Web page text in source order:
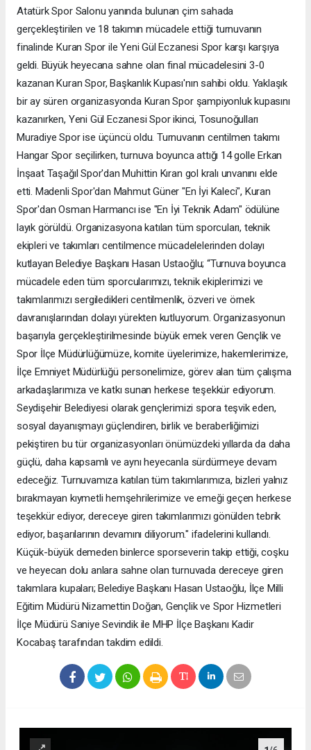
Atatürk Spor Salonu yanında bulunan çim sahada
gerçekleştirilen ve 18 takımın mücadele ettiği turnuvanın
finalinde Kuran Spor ile Yeni Gül Eczanesi Spor karşı karşıya
geldi. Büyük heyecana sahne olan final mücadelesini 3-0
kazanan Kuran Spor, Başkanlık Kupası'nın sahibi oldu. Yaklaşık
bir ay süren organizasyonda Kuran Spor şampiyonluk kupasını
kazanırken, Yeni Gül Eczanesi Spor ikinci, Tosunoğulları
Muradiye Spor ise üçüncü oldu. Turnuvanın centilmen takımı
Hangar Spor seçilirken, turnuva boyunca attığı 14 golle Erkan
İnşaat Taşağıl Spor'dan Muhittin Kıran gol kralı unvanını elde
etti. Madenli Spor'dan Mahmut Güner "En İyi Kaleci", Kuran
Spor'dan Osman Harmancı ise "En İyi Teknik Adam" ödülüne
layık görüldü. Organizasyona katılan tüm sporcuları, teknik
ekipleri ve takımları centilmence mücadelelerinden dolayı
kutlayan Belediye Başkanı Hasan Ustaoğlu; “Turnuva boyunca
mücadele eden tüm sporcularımızı, teknik ekiplerimizi ve
takımlarımızı sergiledikleri centilmenlik, özveri ve örnek
davranışlarından dolayı yürekten kutluyorum. Organizasyonun
başarıyla gerçekleştirilmesinde büyük emek veren Gençlik ve
Spor İlçe Müdürlüğümüze, komite üyelerimize, hakemlerimize,
İlçe Emniyet Müdürlüğü personelimize, görev alan tüm çalışma
arkadaşlarımıza ve katkı sunan herkese teşekkür ediyorum.
Seydişehir Belediyesi olarak gençlerimizi spora teşvik eden,
sosyal dayanışmayı güçlendiren, birlik ve beraberliğimizi
pekiştiren bu tür organizasyonları önümüzdeki yıllarda da daha
güçlü, daha kapsamlı ve aynı heyecanla sürdürmeye devam
edeceğiz. Turnuvamıza katılan tüm takımlarımıza, bizleri yalnız
bırakmayan kıymetli hemşehrilerimize ve emeği geçen herkese
teşekkür ediyor, dereceye giren takımlarımızı gönülden tebrik
ediyor, başarılarının devamını diliyorum." ifadelerini kullandı.
Küçük-büyük demeden binlerce sporseverin takip ettiği, coşku
ve heyecan dolu anlara sahne olan turnuvada dereceye giren
takımlara kupaları; Belediye Başkanı Hasan Ustaoğlu, İlçe Milli
Eğitim Müdürü Nizamettin Doğan, Gençlik ve Spor Hizmetleri
İlçe Müdürü Saniye Sevindik ile MHP İlçe Başkanı Kadir
Kocabaş tarafından takdim edildi.